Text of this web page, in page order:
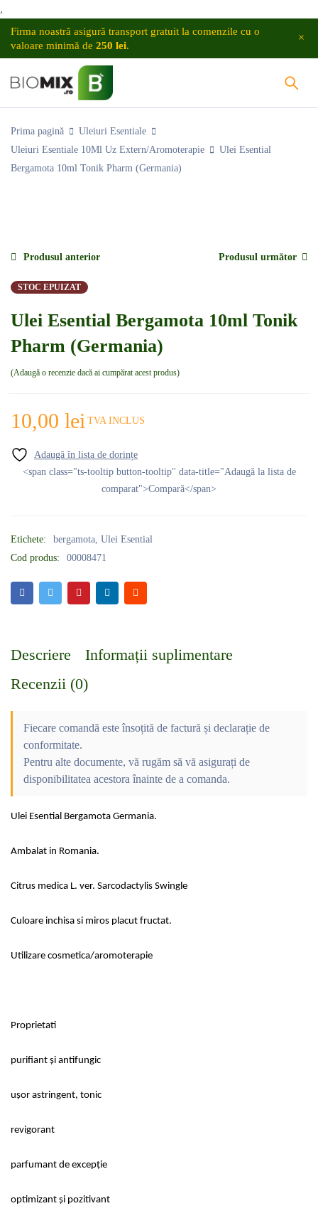
,
Firma noastră asigură transport gratuit la comenzile cu o
valoare minimă de 250 lei.
Prima pagină
Uleiuri Esentiale
Uleiuri Esentiale 10Ml Uz Extern/Aromoterapie
Ulei Esential
Bergamota 10ml Tonik Pharm (Germania)
Produsul anterior Produsul următor
STOC EPUIZAT
Ulei Esential Bergamota 10ml Tonik
Pharm (Germania)
Adaugă o recenzie dacă ai cumpărat acest produs
10,00 lei TVA INCLUS
<span class="ts-tooltip button-tooltip" data-title="Adaugă la lista de
comparat">Compară</span>
Etichete: bergamota Ulei Esential
Cod produs:
00008471
Descriere
Informații suplimentare
Recenzii (0)
Fiecare comandă este însoțită de factură și declarație de
conformitate.
Pentru alte documente, vă rugăm să vă asigurați de
disponibilitatea acestora înainte de a comanda.
Ulei Esential Bergamota Germania.
Ambalat in Romania.
Citrus medica L. ver. Sarcodactylis Swingle
Culoare inchisa si miros placut fructat.
Utilizare cosmetica/aromoterapie
Proprietati
purifiant și antifungic
ușor astringent, tonic
revigorant
parfumant de excepție
optimizant și pozitivant